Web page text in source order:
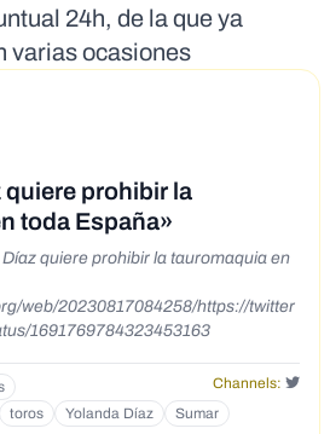
24h, de la que ya
varias ocasiones
quiere prohibir la
toda España»
quiere prohibir la tauromaquia en
web/20230817084258/https://twitter
1691769784323453163
Channels:
toros Yolanda Díaz Sumar